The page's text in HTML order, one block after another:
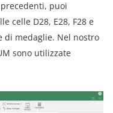
puoi
celle D28, E28, F28 e
di medaglie. Nel nostro
sono utilizzate